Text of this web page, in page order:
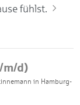
fühlst.
m/d)
in Hamburg-